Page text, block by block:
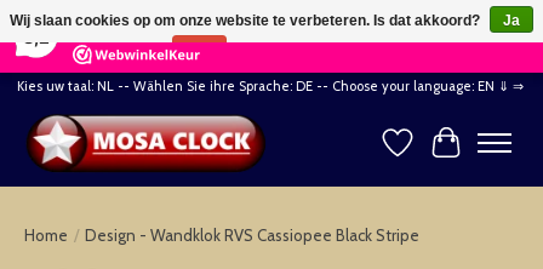
164 Reviews ×
Kies uw taal: NL -- Wählen Sie ihre Sprache: DE -- Choose your language: EN ⇓ ⇒
Verlanglijst
Home / Design - Wandklok RVS Cassiopee Black Stripe
Wij slaan cookies op om onze website te verbeteren. Is dat akkoord?
Ja
Nee